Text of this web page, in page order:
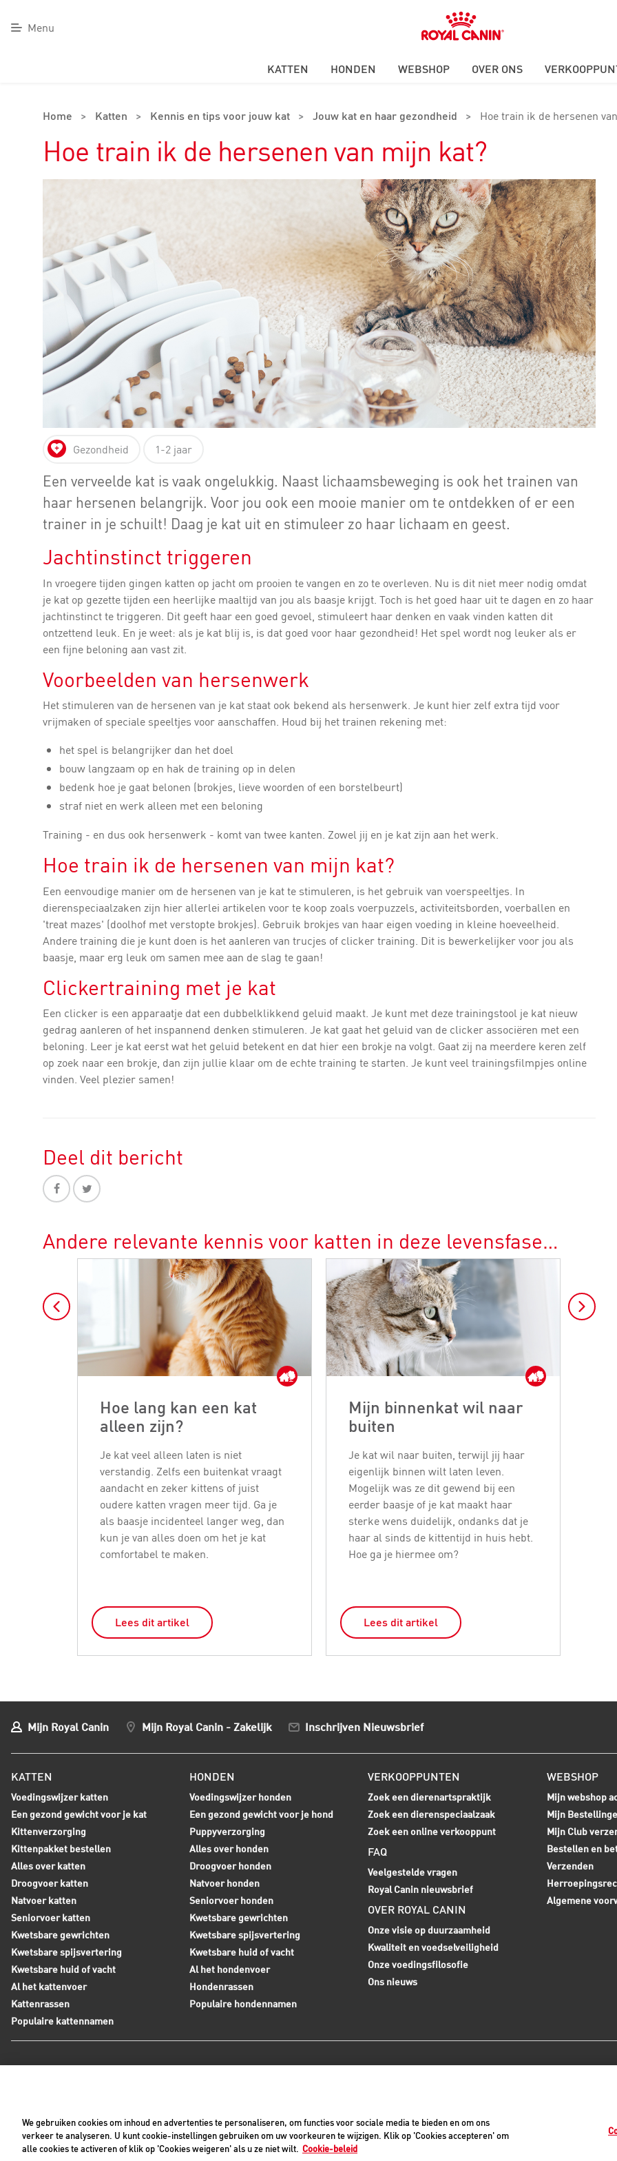
Menu
Royal
Canin
KATTEN
HONDEN WEBSHOP OVER ONS
Home > Katten > Kennis en tips voor jouw kat > Jouw kat en haar gezondheid > Hoe train ik de hersenen
Hoe train ik de hersenen van mijn kat?
Gezondheid 1-2 jaar
Een verveelde kat is vaak ongelukkig. Naast lichaamsbeweging is ook het trainen van
haar hersenen belangrijk. Voor jou ook een mooie manier om te ontdekken of er een
trainer in je schuilt! Daag je kat uit en stimuleer zo haar lichaam en geest.
Jachtinstinct triggeren
In vroegere tijden gingen katten op jacht om prooien te vangen en zo te overleven. Nu is dit niet meer nodig omdat
je kat op gezette tijden een heerlijke maaltijd van jou als baasje krijgt. Toch is het goed haar uit te dagen en zo haar
jachtinstinct te triggeren. Dit geeft haar een goed gevoel, stimuleert haar denken en vaak vinden katten dit
ontzettend leuk. En je weet: als je kat blij is, is dat goed voor haar gezondheid! Het spel wordt nog leuker als er
een fijne beloning aan vast zit.
Voorbeelden van hersenwerk
Het stimuleren van de hersenen van je kat staat ook bekend als hersenwerk. Je kunt hier zelf extra tijd voor
vrijmaken of speciale speeltjes voor aanschaffen. Houd bij het trainen rekening met:
het spel is belangrijker dan het doel
bouw langzaam op en hak de training op in delen
bedenk hoe je gaat belonen (brokjes, lieve woorden of een borstelbeurt)
straf niet en werk alleen met een beloning
Training - en dus ook hersenwerk - komt van twee kanten. Zowel jij en je kat zijn aan het werk.
Hoe train ik de hersenen van mijn kat?
Een eenvoudige manier om de hersenen van je kat te stimuleren, is het gebruik van voerspeeltjes. In
dierenspeciaalzaken zijn hier allerlei artikelen voor te koop zoals voerpuzzels, activiteitsborden, voerballen en
'treat mazes' (doolhof met verstopte brokjes). Gebruik brokjes van haar eigen voeding in kleine hoeveelheid.
Andere training die je kunt doen is het aanleren van trucjes of clicker training. Dit is bewerkelijker voor jou als
baasje, maar erg leuk om samen mee aan de slag te gaan!
Clickertraining met je kat
Een clicker is een apparaatje dat een dubbelklikkend geluid maakt. Je kunt met deze trainingstool je kat nieuw
gedrag aanleren of het inspannend denken stimuleren. Je kat gaat het geluid van de clicker associëren met een
beloning. Leer je kat eerst wat het geluid betekent en dat hier een brokje na volgt. Gaat zij na meerdere keren zelf
op zoek naar een brokje, dan zijn jullie klaar om de echte training te starten. Je kunt veel trainingsfilmpjes online
vinden. Veel plezier samen!
Deel dit bericht
Andere relevante kennis voor katten in deze levensfase…
Hoe lang kan een kat
alleen zijn?
Je kat veel alleen laten is niet
verstandig. Zelfs een buitenkat vraagt
aandacht en zeker kittens of juist
oudere katten vragen meer tijd. Ga je
als baasje incidenteel langer weg, dan
kun je van alles doen om het je kat
comfortabel te maken.
Lees dit artikel
Mijn binnenkat wil naar
buiten
Je kat wil naar buiten, terwijl jij haar
eigenlijk binnen wilt laten leven.
Mogelijk was ze dit gewend bij een
eerder baasje of je kat maakt haar
sterke wens duidelijk, ondanks dat je
haar al sinds de kittentijd in huis hebt.
Hoe ga je hiermee om?
Lees dit artikel
Mijn Royal Canin Mijn Royal Canin - Zakelijk Inschrijven Nieuwsbrief
KATTEN
Voedingswijzer katten
Een gezond gewicht voor je kat
Kittenverzorging
Kittenpakket bestellen
Alles over katten
Droogvoer katten
Natvoer katten
Seniorvoer katten
Kwetsbare gewrichten
Kwetsbare spijsvertering
Kwetsbare huid of vacht
Al het kattenvoer
Kattenrassen
Populaire kattennamen
HONDEN
Voedingswijzer honden
Een gezond gewicht voor je hond
Puppyverzorging
Alles over honden
Droogvoer honden
Natvoer honden
Seniorvoer honden
Kwetsbare gewrichten
Kwetsbare spijsvertering
Kwetsbare huid of vacht
Al het hondenvoer
Hondenrassen
Populaire hondennamen
VERKOOPPUNTEN
Zoek een dierenartspraktijk
Zoek een dierenspeciaalzaak
Zoek een online verkooppunt
FAQ
Veelgestelde vragen
Royal Canin nieuwsbrief
OVER ROYAL CANIN
Onze visie op duurzaamheid
Kwaliteit en voedselveiligheid
Onze voedingsfilosofie
Ons nieuws
WEBSHOP
Mijn webshop
Mijn
Mijn Club
Bestellen en
Verzenden
Algemene
+31(0)413-318418 Contact met ons opnemen
We gebruiken cookies om inhoud en advertenties te personaliseren, om functies voor sociale media te bieden en om ons
verkeer te analyseren. U kunt cookie-instellingen gebruiken om uw voorkeuren te wijzigen. Klik op 'Cookies accepteren' om
alle cookies te activeren of klik op 'Cookies weigeren' als u ze niet wilt. Cookie-beleid